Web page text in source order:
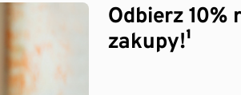
Odbierz 10%
zakupy!¹